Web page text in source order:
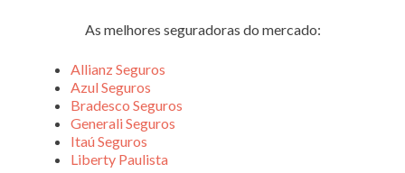
As melhores seguradoras do mercado:
Allianz Seguros
Azul Seguros
Bradesco Seguros
Generali Seguros
Itaú Seguros
Liberty Paulista